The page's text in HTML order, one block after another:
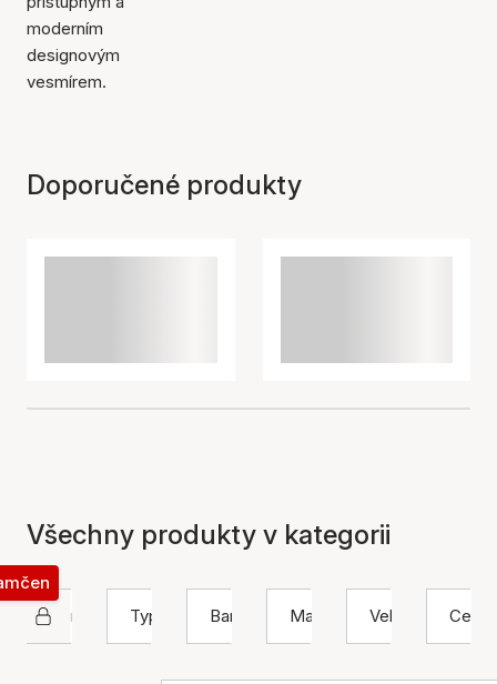
moderním
designovým
vesmírem.
Doporučené produkty
Všechny produkty v kategorii
Nuni Copenhagen
Typ
Barva Materiál Velikost Cena